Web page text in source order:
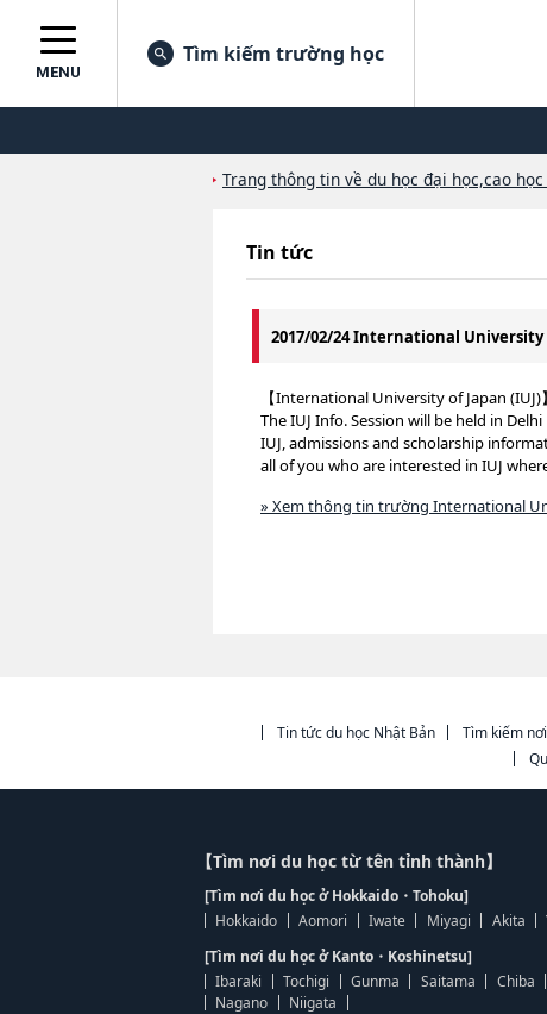
MENU
Tìm kiếm trường học
Trang thông tin về du học đại học,cao học
Tin tức
2017/02/24 International University
【International University of Japan
The IUJ Info. Session will be held in
IUJ, admissions and scholarship
all of you who are interested in IUJ
» Xem thông tin trường International
Tin tức du học Nhật Bản Tìm kiếm
【Tìm nơi du học từ tên tỉnh thành】
[Tìm nơi du học ở Hokkaido・Tohoku]
Hokkaido
Aomori Iwate Miyagi Akita
[Tìm nơi du học ở Kanto・Koshinetsu]
Ibaraki
Tochigi Gunma Saitama Chiba
Nagano
Niigata